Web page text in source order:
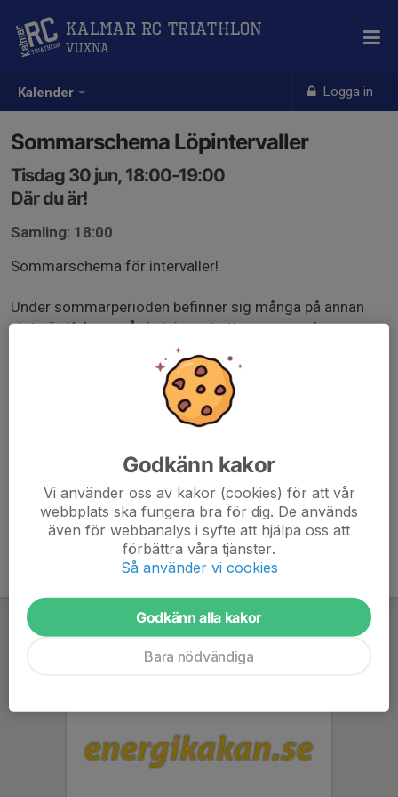
Kalender Logga in
Kalmar RC Triathlon
Vuxna
Sommarschema Löpintervaller
Tisdag 30 jun, 18:00-19:00
Där du är!
Samling: 18:00
Sommarschema för intervaller!
Under sommarperioden befinner sig många på annan
plats än Kalmar, så vi skriver ut ett sommarschema om
du vill få tips på intervaller under perioden.
• Uppvärmning: 10 minuter lätt jogg
4x4 minuter snabbt tempo, 3 minuter gång/jogg vila
Godkänn kakor
Vi använder oss av kakor (cookies) för att vår
webbplats ska fungera bra för dig. De används
även för webbanalys i syfte att hjälpa oss att
förbättra våra tjänster.
Så använder vi cookies
Godkänn alla kakor
Bara nödvändiga